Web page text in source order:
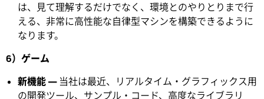
は、見て理解するだけでなく、環境とのやりとりまで行
える、非常に高性能な自律型マシンを構築できるように
なります。
6）ゲーム
新機能 —当社は最近、リアルタイム・グラフィックス用
の開発ツール、サンプル・コード、高度なライブラリ